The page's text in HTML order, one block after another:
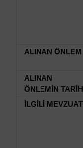
ALINAN ÖNLEM
ALINAN
ÖNLEMİN TARİHİ
İLGİLİ MEVZUAT